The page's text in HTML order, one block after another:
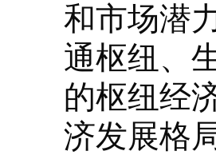
和市场潜
通枢纽、
的枢纽经
济发展格局